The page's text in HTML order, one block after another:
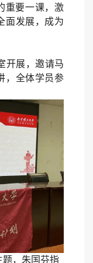
重要一课，激
面发展，成为
开展，邀请马
，全体学员参
题，朱国芬指